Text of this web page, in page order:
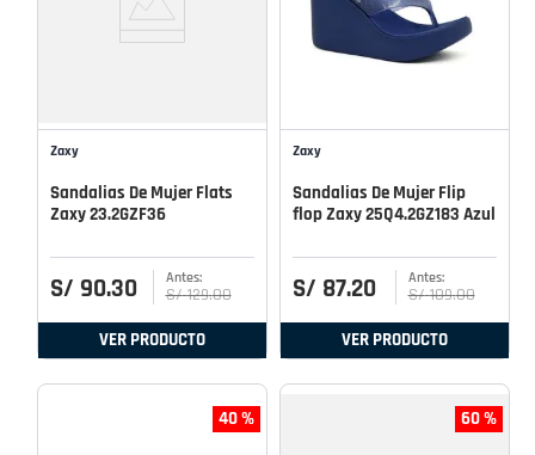
Zaxy
Sandalias De Mujer Flats
Zaxy 23.2GZF36
S/ 90.30 S/ 129.00
VER PRODUCTO
Zaxy
Sandalias De Mujer Flip
flop Zaxy 25Q4.2GZ183 Azul
S/ 87.20 S/ 109.00
VER PRODUCTO
40 % 60 %